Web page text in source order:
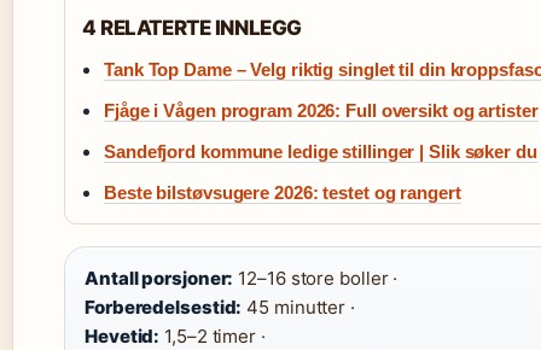
4 RELATERTE INNLEGG
Tank Top Dame – Velg riktig singlet til din
Fjåge i Vågen program 2026: Full oversikt og artister
Sandefjord kommune ledige stillinger | Slik søker du
Beste bilstøvsugere 2026: testet og rangert
Antall porsjoner: 12–16 store boller ·
Forberedelsestid: 45 minutter ·
Hevetid: 1,5–2 timer ·